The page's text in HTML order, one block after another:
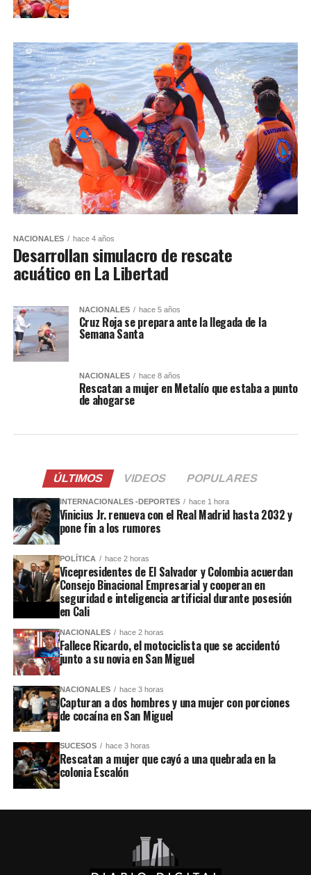
NACIONALES hace 4 años
Desarrollan simulacro de rescate
acuático en La Libertad
NACIONALES hace 5 años
Cruz Roja se prepara ante la llegada de la
Semana Santa
NACIONALES hace 8 años
Rescatan a mujer en Metalío que estaba a punto
de ahogarse
ÚLTIMOS VIDEOS POPULARES
INTERNACIONALES -DEPORTES hace 1 hora
Vinicius Jr. renueva con el Real Madrid hasta 2032 y
pone fin a los rumores
POLÍTICA hace 2 horas
Vicepresidentes de El Salvador y Colombia acuerdan
Consejo Binacional Empresarial y cooperan en
seguridad e inteligencia artificial durante posesión
en Cali
NACIONALES hace 2 horas
Fallece Ricardo, el motociclista que se accidentó
junto a su novia en San Miguel
NACIONALES hace 3 horas
Capturan a dos hombres y una mujer con porciones
de cocaína en San Miguel
SUCESOS hace 3 horas
Rescatan a mujer que cayó a una quebrada en la
colonia Escalón